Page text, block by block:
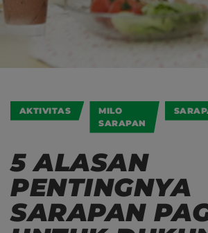
AKTIVITAS
MILO
SARAPAN
5 ALASAN
PENTINGNYA
SARAPAN